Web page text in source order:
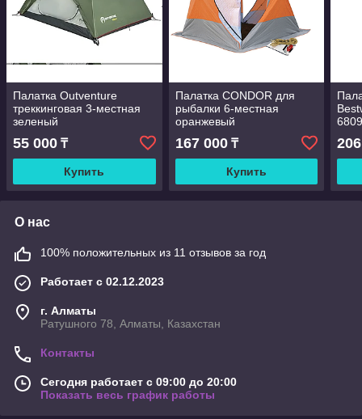
Палатка Outventure
треккинговая 3-местная
зеленый
55 000 ₸
Купить
Палатка CONDOR для
рыбалки 6-местная
оранжевый
167 000₸
Купить
О нас
100% положительных из 11 отзывов за год
Работает с 02.12.2023
г. Алматы
Ратушного 78, Алматы, Казахстан
Контакты
Сегодня работает с 09:00 до 20:00
Показать весь график работы